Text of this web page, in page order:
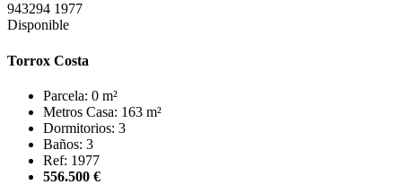
943294 1977
Disponible
Torrox Costa
Parcela: 0 m²
Metros Casa: 163 m²
Dormitorios: 3
Baños: 3
Ref: 1977
556.500 €